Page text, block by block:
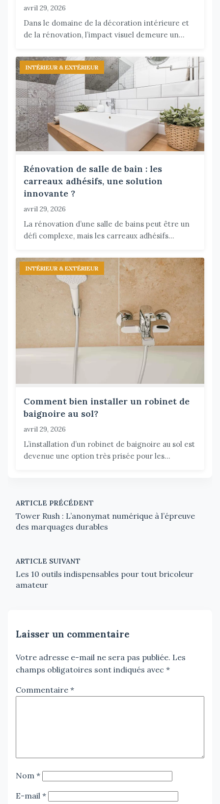
avril 29, 2026
Dans le domaine de la décoration intérieure et
de la rénovation, l’impact visuel demeure un...
INTÉRIEUR & EXTÉRIEUR
Rénovation de salle de bain : les
carreaux adhésifs, une solution
innovante ?
avril 29, 2026
La rénovation d’une salle de bains peut être un
défi complexe, mais les carreaux adhésifs...
INTÉRIEUR & EXTÉRIEUR
Comment bien installer un robinet de
baignoire au sol?
avril 29, 2026
L’installation d’un robinet de baignoire au sol est
devenue une option très prisée pour les...
ARTICLE PRÉCÉDENT
Tower Rush : L’anonymat numérique à l’épreuve
des marquages durables
ARTICLE SUIVANT
Les 10 outils indispensables pour tout bricoleur
amateur
Laisser un commentaire
Votre adresse e-mail ne sera pas publiée. Les
champs obligatoires sont indiqués avec *
Commentaire *
Nom *
E-mail *